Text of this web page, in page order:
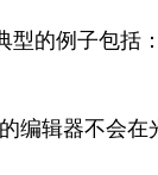
的例子包括：
编辑器不会在